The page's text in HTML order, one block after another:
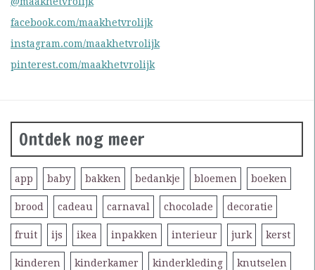
facebook.com/maakhetvrolijk
instagram.com/maakhetvrolijk
pinterest.com/maakhetvrolijk
Ontdek nog meer
app baby bakken bedankje bloemen boeken
brood cadeau carnaval chocolade decoratie
fruit ijs ikea inpakken interieur jurk kerst
kinderen kinderkamer kinderkleding knutselen